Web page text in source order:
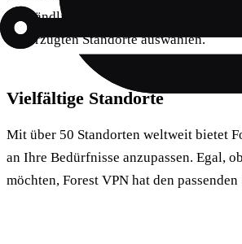
verständlich ist. Mit einem simplen
bevorzugten Standorte auswählen.
Vielfältige Standorte
Mit über 50 Standorten weltweit bietet
an Ihre Bedürfnisse anzupassen. Egal,
möchten, Forest VPN hat den